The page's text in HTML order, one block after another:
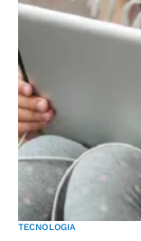
TECNOLOGIA